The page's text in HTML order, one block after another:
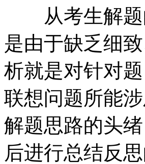
从考生解题
是由于缺乏细
析就是对针对
联想问题所能
解题思路的头
后进行总结反